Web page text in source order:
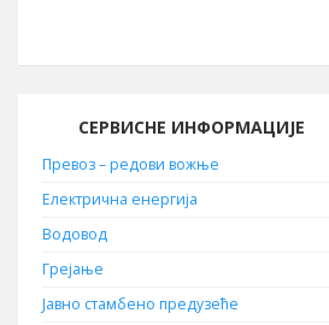
СЕРВИСНЕ ИНФОРМАЦИЈЕ
Превоз – редови вожње
Електрична енергија
Водовод
Грејање
Јавно стамбено предузеће